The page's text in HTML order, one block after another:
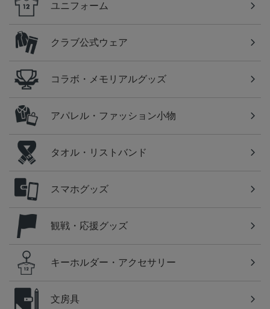
ユニフォーム
クラブ公式ウェア
コラボ・メモリアルグッズ
アパレル・ファッション小物
タオル・リストバンド
スマホグッズ
観戦・応援グッズ
キーホルダー・アクセサリー
文房具